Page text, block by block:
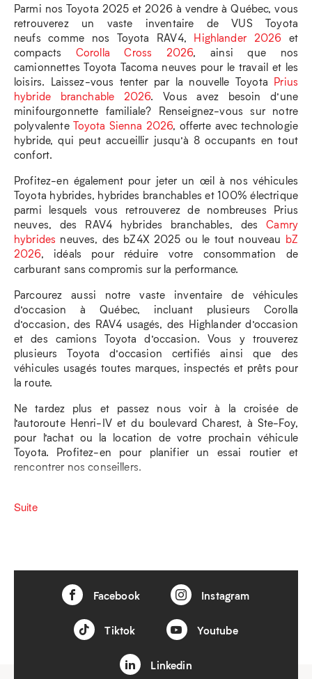
Parmi nos Toyota 2025 et 2026 à vendre à Québec, vous
retrouverez un vaste inventaire de VUS Toyota
neufs comme nos Toyota RAV4, Highlander 2026 et
compacts Corolla Cross 2026, ainsi que nos
camionnettes Toyota Tacoma neuves pour le travail et les
loisirs. Laissez-vous tenter par la nouvelle Toyota Prius
hybride branchable 2026. Vous avez besoin d’une
minifourgonnette familiale? Renseignez-vous sur notre
polyvalente Toyota Sienna 2026, offerte avec technologie
hybride, qui peut accueillir jusqu’à 8 occupants en tout
confort.
Profitez-en également pour jeter un œil à nos véhicules
Toyota hybrides, hybrides branchables et 100% électrique
parmi lesquels vous retrouverez de nombreuses Prius
neuves, des RAV4 hybrides branchables, desCamry
hybrides neuves, des bZ4X 2025 ou le tout nouveau bZ
2026, idéals pour réduire votre consommation de
carburant sans compromis sur la performance.
Parcourez aussi notre vaste inventaire de véhicules
d’occasion à Québec, incluant plusieurs Corolla
d’occasion, des RAV4 usagés, des Highlander d’occasion
et des camions Toyota d’occasion. Vous y trouverez
plusieurs Toyota d’occasion certifiés ainsi que des
véhicules usagés toutes marques, inspectés et prêts pour
la route.
Ne tardez plus et passez nous voir à la croisée de
l’autoroute Henri-IV et du boulevard Charest, à Ste-Foy,
pour l’achat ou la location de votre prochain véhicule
Toyota. Profitez-en pour planifier un essai routier et
rencontrer nos conseillers.
Suite
Facebook Instagram
Tiktok Youtube
Linkedin